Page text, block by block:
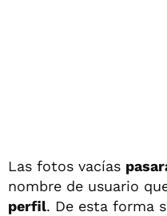
Las fotos vacías
nombre de usuario
perfil. De esta forma